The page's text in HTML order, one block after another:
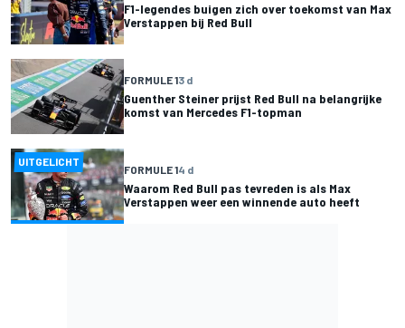
F1-legendes buigen zich over toekomst van Max
Verstappen bij Red Bull
FORMULE 13 d
Guenther Steiner prijst Red Bull na belangrijke
komst van Mercedes F1-topman
UITGELICHT
FORMULE 14 d
Waarom Red Bull pas tevreden is als Max
Verstappen weer een winnende auto heeft